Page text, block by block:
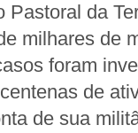
Pastoral da
milhares de
foram
de
de sua